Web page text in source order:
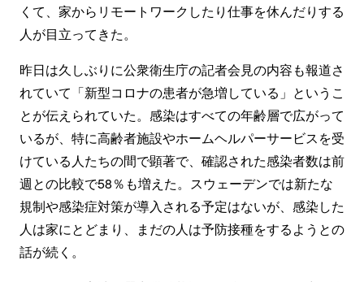
くて、家からリモートワークしたり仕事を休んだりする
人が目立ってきた。
昨日は久しぶりに公衆衛生庁の記者会見の内容も報道さ
れていて「新型コロナの患者が急増している」というこ
とが伝えられていた。感染はすべての年齢層で広がって
いるが、特に高齢者施設やホームヘルパーサービスを受
けている人たちの間で顕著で、確認された感染者数は前
週との比較で58％も増えた。スウェーデンでは新たな
規制や感染症対策が導入される予定はないが、感染した
人は家にとどまり、まだの人は予防接種をするようとの
話が続く。